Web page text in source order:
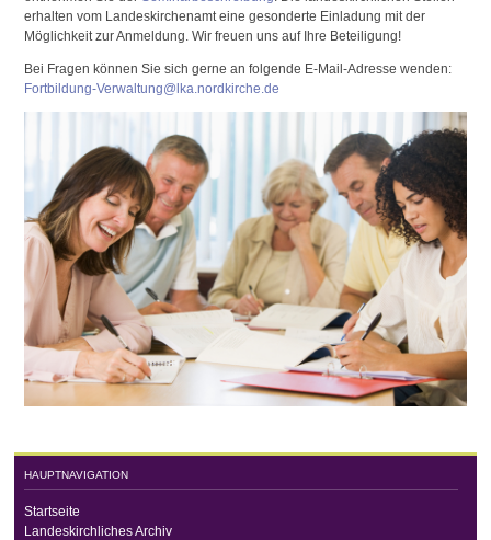
erhalten vom Landeskirchenamt eine gesonderte Einladung mit der
Möglichkeit zur Anmeldung. Wir freuen uns auf Ihre Beteiligung!
Bei Fragen können Sie sich gerne an folgende E-Mail-Adresse wenden:
Fortbildung-Verwaltung@lka.nordkirche.de
HAUPTNAVIGATION
Startseite
Landeskirchliches Archiv